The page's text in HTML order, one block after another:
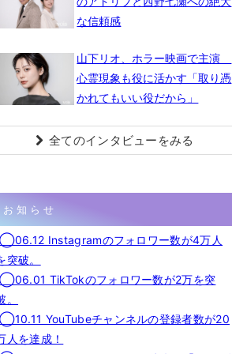
な信頼感
山下リオ、ホラー映画で主演
心霊現象も役に活かす「取り憑
かれてもいい役だから」
全てのインタビューをみる
お知らせ
◯06.12 Instagramのフォロワー数が4万人
突破。
◯06.01 TikTokのフォロワー数が2万を突
。
◯10.11 YouTubeチャンネルの登録者数が20
人を達成！